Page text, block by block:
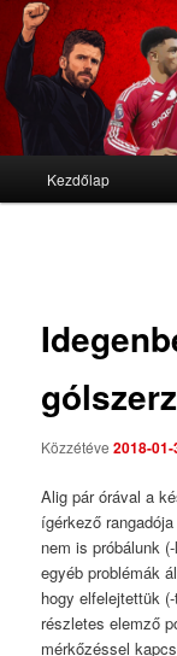
We'll never die
Tovább az
Tovább a
Kezdőlap
Közzétéve2018-01-
Alig pár órával a
ígérkező
nem is próbálunk
egyéb problémák
hogy elfelejtettük
részletes elemző
mérkőzéssel